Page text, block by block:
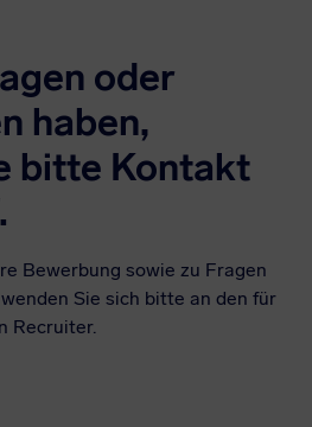
oder
haben,
bitte Kontakt
Bewerbung sowie zu Fragen
Sie sich bitte an den für
Recruiter.